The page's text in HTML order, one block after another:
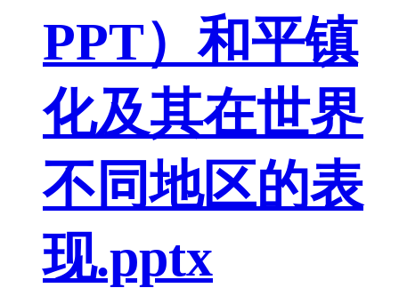
PPT）和平镇
化及其在世界
不同地区的表
现.pptx